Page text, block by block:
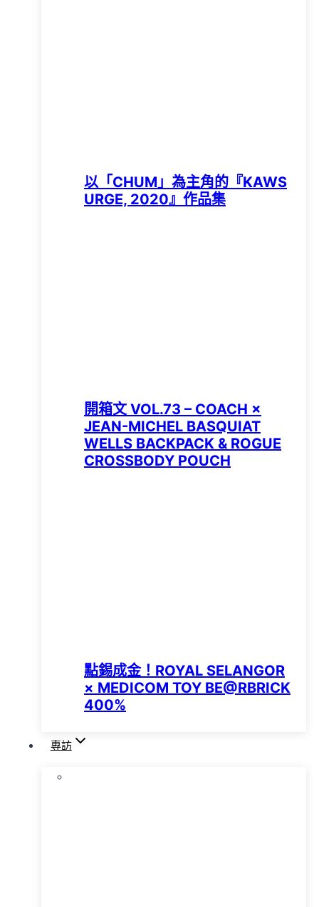
以「CHUM」為主角的『KAWS
URGE, 2020』作品集
開箱文 VOL.73 – COACH ×
JEAN-MICHEL BASQUIAT
WELLS BACKPACK & ROGUE
CROSSBODY POUCH
點錫成金！ROYAL SELANGOR
× MEDICOM TOY BE@RBRICK
400%
專訪